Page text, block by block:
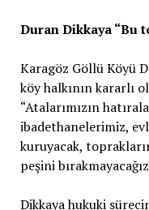
Duran Dikkaya “Bu
Karagöz Göllü Köyü
köy halkının kararlı
“Atalarımızın
ibadethanelerimiz,
kuruyacak,
peşini
Dikkaya hukuki